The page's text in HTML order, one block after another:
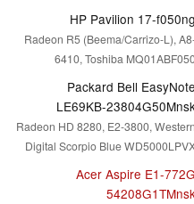
HP Pavilion 17-f050ng
Radeon R5 (Beema/Carrizo-L),
6410, Toshiba
Packard Bell EasyNote
LE69KB-
Radeon HD 8280, E2-3800, Western
Digital Scorpio Blue
Acer Aspire E1-772G